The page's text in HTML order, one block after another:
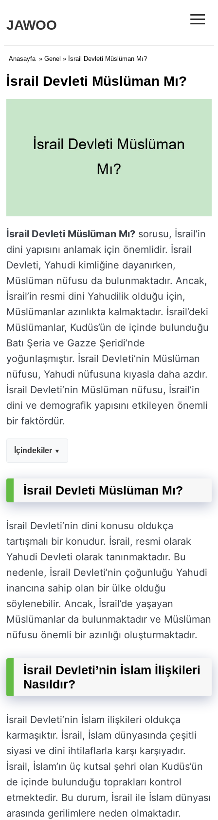
JAWOO ≡
Anasayfa » Genel » İsrail Devleti Müslüman Mı?
İsrail Devleti Müslüman Mı?
İsrail Devleti Müslüman Mı? sorusu, İsrail’in
dini yapısını anlamak için önemlidir. İsrail
Devleti, Yahudi kimliğine dayanırken,
Müslüman nüfusu da bulunmaktadır. Ancak,
İsrail’in resmi dini Yahudilik olduğu için,
Müslümanlar azınlıkta kalmaktadır. İsrail’deki
Müslümanlar, Kudüs’ün de içinde bulunduğu
Batı Şeria ve Gazze Şeridi’nde
yoğunlaşmıştır. İsrail Devleti’nin Müslüman
nüfusu, Yahudi nüfusuna kıyasla daha azdır.
İsrail Devleti’nin Müslüman nüfusu, İsrail’in
dini ve demografik yapısını etkileyen önemli
bir faktördür.
İçindekiler
İsrail Devleti Müslüman Mı?
İsrail Devleti’nin dini konusu oldukça
tartışmalı bir konudur. İsrail, resmi olarak
Yahudi Devleti olarak tanınmaktadır. Bu
nedenle, İsrail Devleti’nin çoğunluğu Yahudi
inancına sahip olan bir ülke olduğu
söylenebilir. Ancak, İsrail’de yaşayan
Müslümanlar da bulunmaktadır ve Müslüman
nüfusu önemli bir azınlığı oluşturmaktadır.
İsrail Devleti’nin İslam İlişkileri
Nasıldır?
İsrail Devleti’nin İslam ilişkileri oldukça
karmaşıktır. İsrail, İslam dünyasında çeşitli
siyasi ve dini ihtilaflarla karşı karşıyadır.
İsrail, İslam’ın üç kutsal şehri olan Kudüs’ün
de içinde bulunduğu toprakları kontrol
etmektedir. Bu durum, İsrail ile İslam dünyası
arasında gerilimlere neden olmaktadır.